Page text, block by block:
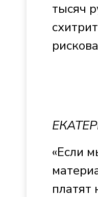
тысяч
«Если
платят